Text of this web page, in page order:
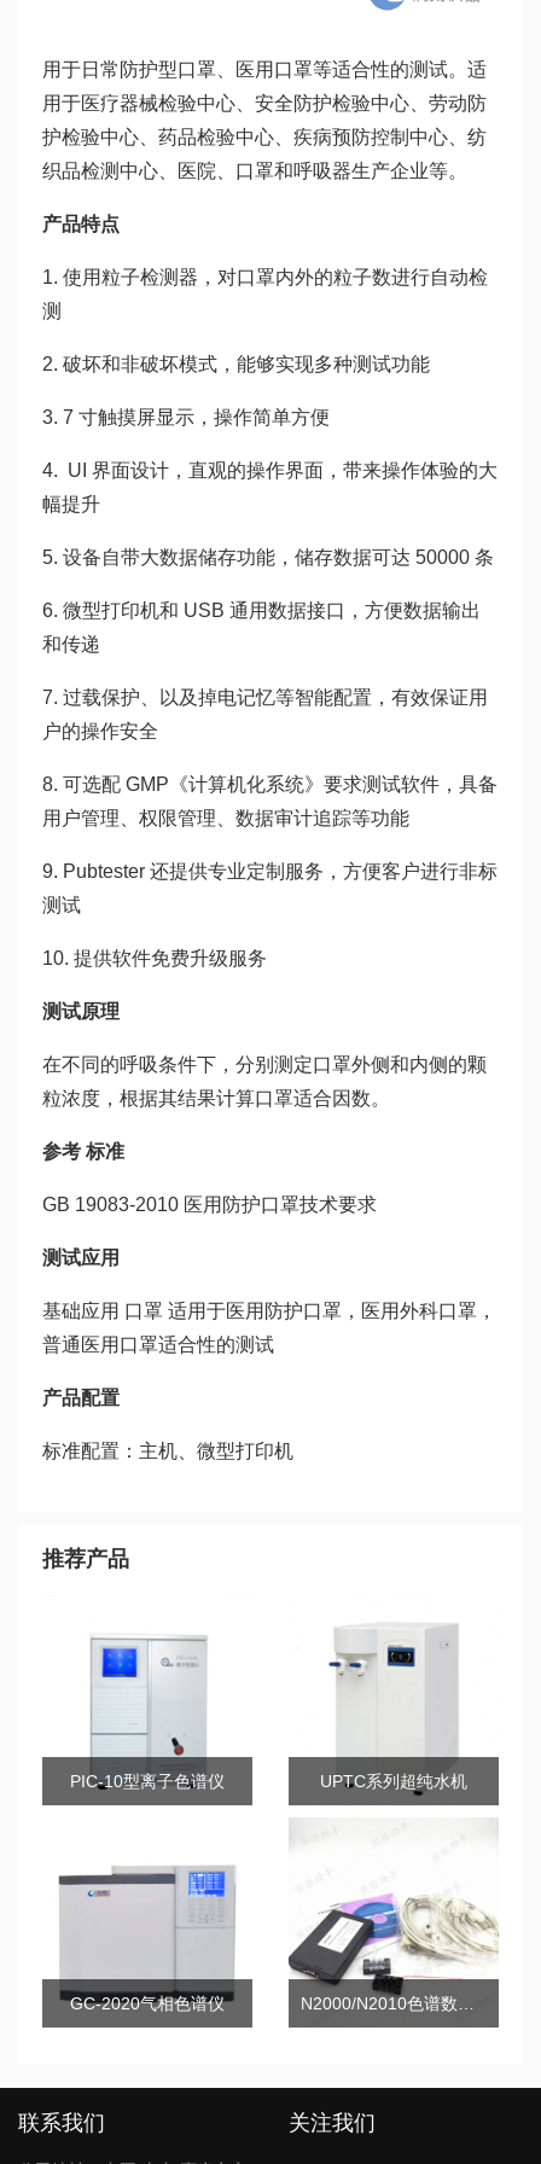
用于日常防护型口罩、医用口罩等适合性的测试。适
用于医疗器械检验中心、安全防护检验中心、劳动防
护检验中心、药品检验中心、疾病预防控制中心、纺
织品检测中心、医院、口罩和呼吸器生产企业等。
产品特点
1. 使用粒子检测器，对口罩内外的粒子数进行自动检
测
2. 破坏和非破坏模式，能够实现多种测试功能
3. 7 寸触摸屏显示，操作简单方便
4. UI 界面设计，直观的操作界面，带来操作体验的大
幅提升
5. 设备自带大数据储存功能，储存数据可达 50000 条
6. 微型打印机和 USB 通用数据接口，方便数据输出
和传递
7. 过载保护、以及掉电记忆等智能配置，有效保证用
户的操作安全
8. 可选配 GMP《计算机化系统》要求测试软件，具备
用户管理、权限管理、数据审计追踪等功能
9. Pubtester 还提供专业定制服务，方便客户进行非标
测试
10. 提供软件免费升级服务
测试原理
在不同的呼吸条件下，分别测定口罩外侧和内侧的颗
粒浓度，根据其结果计算口罩适合因数。
参考 标准
GB 19083-2010 医用防护口罩技术要求
测试应用
基础应用 口罩 适用于医用防护口罩，医用外科口罩，
普通医用口罩适合性的测试
产品配置
标准配置：主机、微型打印机
推荐产品
PIC-10型离子色谱仪 UPTC系列超纯水机
GC-2020气相色谱仪 N2000/N2010色谱数据工作站
联系我们 关注我们